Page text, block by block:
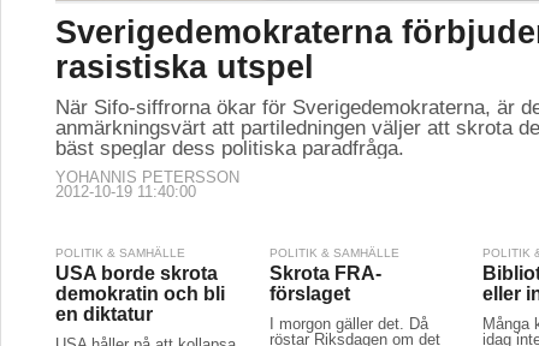
Sverigedemokraterna
rasistiska utspel
När Sifo-siffrorna ökar för Sverigedemokraterna, är
anmärkningsvärt att partiledningen väljer att skrota
bäst speglar dess politiska paradfråga.
YOHANNIS PETERSSON
2012-10-19 11:40:00
POLITIK & SAMHÄLLE
USA borde skrota
demokratin och bli
en diktatur
POLITIK & SAMHÄLLE
Skrota FRA-
förslaget
I morgon gäller det. Då
röstar Riksdagen om det
POLITIK
eller
Många
idag